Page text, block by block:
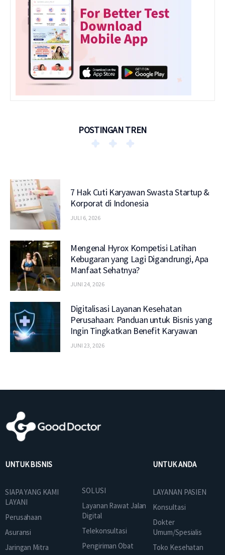
POSTINGAN TREN
7 Hak Cuti Karyawan Swasta Startup &
Korporat di Indonesia
JULI 6, 2026
Mengenal Hyrox Kompetisi Latihan
Kebugaran yang Lagi Digandrungi, Apa
Manfaat Sehatnya?
JUNI 24, 2026
Digitalisasi Layanan Kesehatan
Perusahaan: Panduan untuk Bisnis yang
Ingin Tingkatkan Benefit Karyawan
JUNI 23, 2026
UNTUK BISNIS
SIAPA YANG KAMI
LAYANI
Perusahaan
Asuransi
Jaringan Mitra
SOLUSI
Layanan Rawat Jalan
Digital
Telekonsultasi
Pengiriman Obat
UNTUK ANDA
LAYANAN PASIEN
Konsultasi
Dokter
Umum/Spesialis
Toko Kesehatan